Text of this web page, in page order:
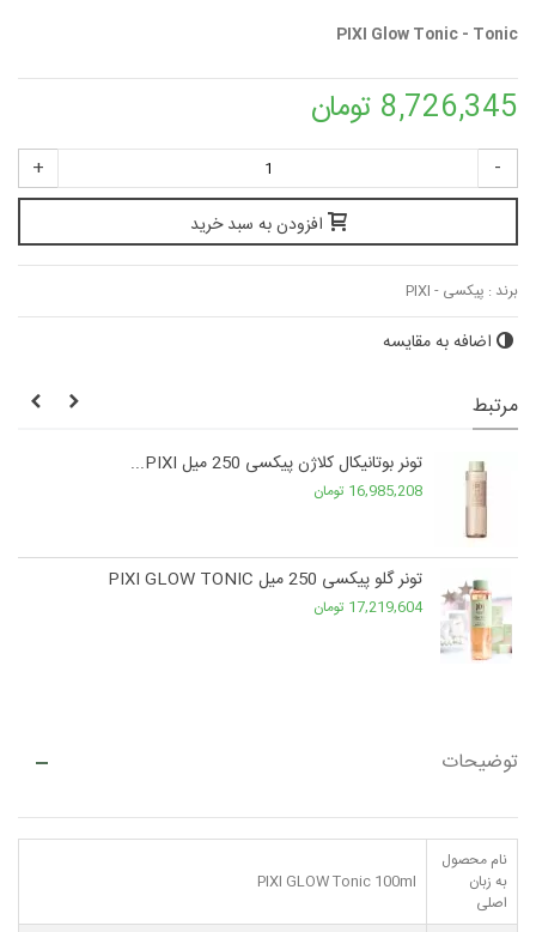
PIXI Glow Tonic - Tonic
8,726,345 تومان
-
+
افزودن به سبد خرید
برند : پیکسی - PIXI
اضافه به مقایسه
مرتبط
تونر بوتانیکال کلاژن پیکسی 250 میل PIXI...
16,985,208 تومان
تونر گلو پیکسی 250 میل PIXI GLOW TONIC
17,219,604 تومان
توضیحات
نام محصول
به زبان
اصلی
PIXI GLOW Tonic 100ml